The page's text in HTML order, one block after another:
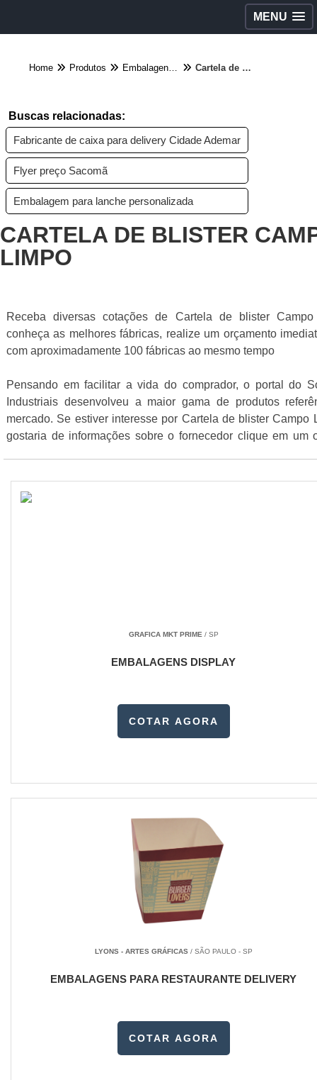
MENU
Home Produtos Embalagens diversas - Categoria Cartela de blister Campo Limpo
Buscas relacionadas:
Fabricante de caixa para delivery Cidade Ademar
Flyer preço Sacomã
Embalagem para lanche personalizada
CARTELA DE BLISTER
LIMPO
Receba diversas cotações de Cartela de blister Campo
conheça as melhores fábricas, realize um orçamento
com aproximadamente 100 fábricas ao mesmo tempo
Pensando em facilitar a vida do comprador, o portal do
Industriais desenvolveu a maior gama de produtos
mercado. Se estiver interesse por Cartela de blister Campo
gostaria de informações sobre o fornecedor clique em um
GRAFICA MKT PRIME/ SP
EMBALAGENS DISPLAY
COTAR AGORA
LYONS - ARTES GRÁFICAS/ SÃO PAULO - SP
EMBALAGENS PARA RESTAURANTE DELIVERY
COTAR AGORA